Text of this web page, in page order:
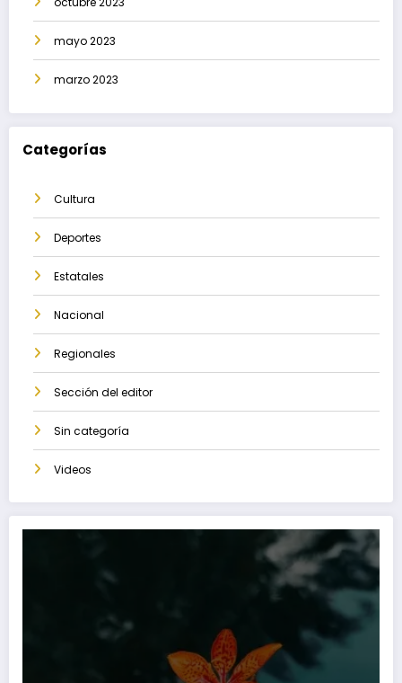
mayo 2023
marzo 2023
Categorías
Cultura
Deportes
Estatales
Nacional
Regionales
Sección del editor
Sin categoría
Videos